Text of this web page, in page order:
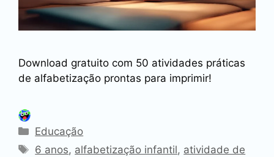
Download gratuito com 50 atividades práticas
de alfabetização prontas para imprimir!
Categorias
Educação
Tags
6 anos, alfabetização infantil, atividade de